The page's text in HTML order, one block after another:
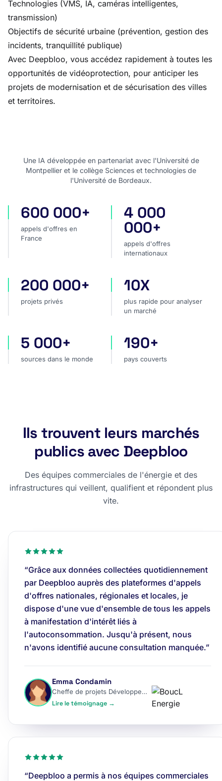
Technologies (VMS, IA, caméras intelligentes,
transmission)
Objectifs de sécurité urbaine (prévention, gestion des
incidents, tranquillité publique)
Avec Deepbloo, vous accédez rapidement à toutes les
opportunités de vidéoprotection, pour anticiper les
projets de modernisation et de sécurisation des villes
et territoires.
Une IA développée en partenariat avec l'Université de
Montpellier et le collège Sciences et technologies de
l'Université de Bordeaux.
appels d'offres en France
600 000+
appels d'offres en
France
appels d'offres
4 000
000+
appels d'offres
internationaux
projets privés
200 000+
projets privés
plus rapide pour analyser
10X
plus rapide pour analyser
un marché
sources dans le monde
5 000+
sources dans le monde
pays couverts
190+
pays couverts
Ils trouvent leurs marchés
publics avec Deepbloo
Des équipes commerciales de l'énergie et des
infrastructures qui veillent, qualifient et répondent plus
vite.
“Grâce aux données collectées quotidiennement
par Deepbloo auprès des plateformes d'appels
d'offres nationales, régionales et locales, je
dispose d'une vue d'ensemble de tous les appels
à manifestation d'intérêt liés à
l'autoconsommation. Jusqu'à présent, nous
n'avons identifié aucune consultation manquée.”
Emma Condamin
Cheffe de projets Développement
Lire le témoignage →
“Deepbloo a permis à nos équipes commerciales